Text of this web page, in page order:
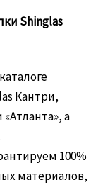
Shinglas
Кантри,
а
100%
материалов,